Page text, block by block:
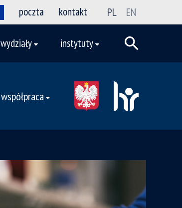
poczta kontakt PL EN
wydziały instytuty
współpraca